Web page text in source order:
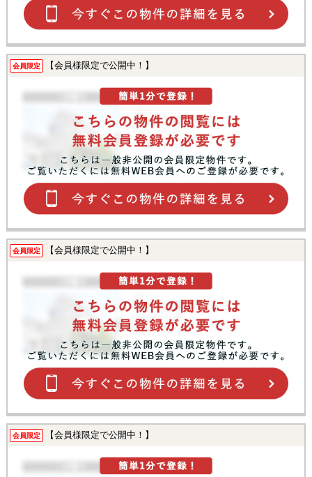
会員限定 【会員様限定で公開中！】
会員限定 【会員様限定で公開中！】
会員限定 【会員様限定で公開中！】